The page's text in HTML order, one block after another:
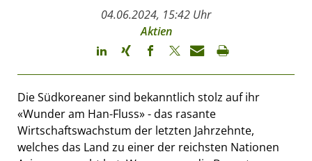
04.06.2024, 15:42 Uhr
Aktien
Die Südkoreaner sind bekanntlich stolz auf ihr
«Wunder am Han-Fluss» - das rasante
Wirtschaftswachstum der letzten Jahrzehnte,
welches das Land zu einer der reichsten Nationen